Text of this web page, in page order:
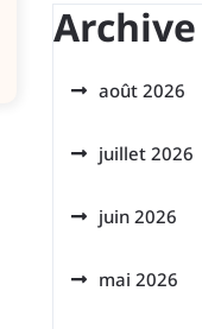
Archive
août 2026
juillet 2026
juin 2026
mai 2026